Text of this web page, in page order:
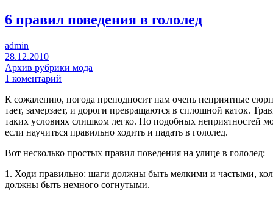
6 правил поведения в гололед
admin
28.12.2010
Архив рубрики мода
1 коментарий
К сожалению, погода преподносит нам очень неприятные
тает, замерзает, и дороги превращаются в сплошной каток.
таких условиях слишком легко. Но подобных неприятностей
если научиться правильно ходить и падать в гололед.
Вот несколько простых правил поведения на улице в гололед:
1. Ходи правильно: шаги должны быть мелкими и частыми,
должны быть немного согнутыми.